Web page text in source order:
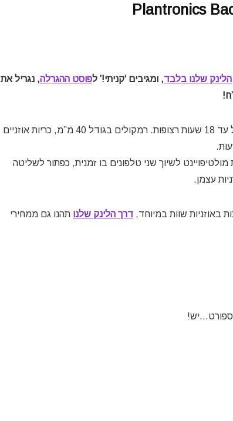
Plantronics
הלינק שלנו בלבד, ומגיבים ‘קניתי!’ לפוסט ההגרלה, נגריל את
אוזניות אלחוטיות עם סוללה מצויינת המאפשרת זמן נגינה של עד 18 שעות רצופות. רמקולים בגודל 40 מ”מ, כריות אוזניים
מולטיפויינט לשיוך שני טלפונים בו זמנית, כפתור לשליטה
עצמן.
באוזניות שוות במיוחד, דרך הלינק שלנו תהנו גם ממחירי
ספורט…יש!